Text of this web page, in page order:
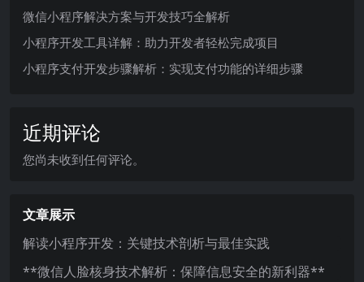
微信小程序解决方案与开发技巧全解析
小程序开发工具详解：助力开发者轻松完成项目
小程序支付开发步骤解析：实现支付功能的详细步骤
近期评论
您尚未收到任何评论。
文章展示
解读小程序开发：关键技术剖析与最佳实践
**微信人脸核身技术解析：保障信息安全的新利器**